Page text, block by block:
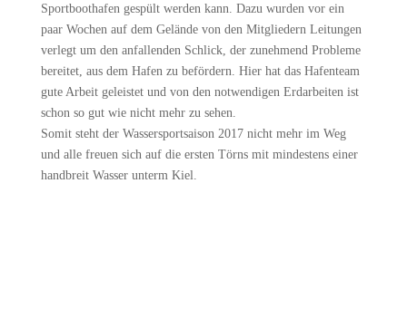
Sportboothafen gespült werden kann. Dazu wurden vor ein
paar Wochen auf dem Gelände von den Mitgliedern Leitungen
verlegt um den anfallenden Schlick, der zunehmend Probleme
bereitet, aus dem Hafen zu befördern. Hier hat das Hafenteam
gute Arbeit geleistet und von den notwendigen Erdarbeiten ist
schon so gut wie nicht mehr zu sehen.
Somit steht der Wassersportsaison 2017 nicht mehr im Weg
und alle freuen sich auf die ersten Törns mit mindestens einer
handbreit Wasser unterm Kiel.